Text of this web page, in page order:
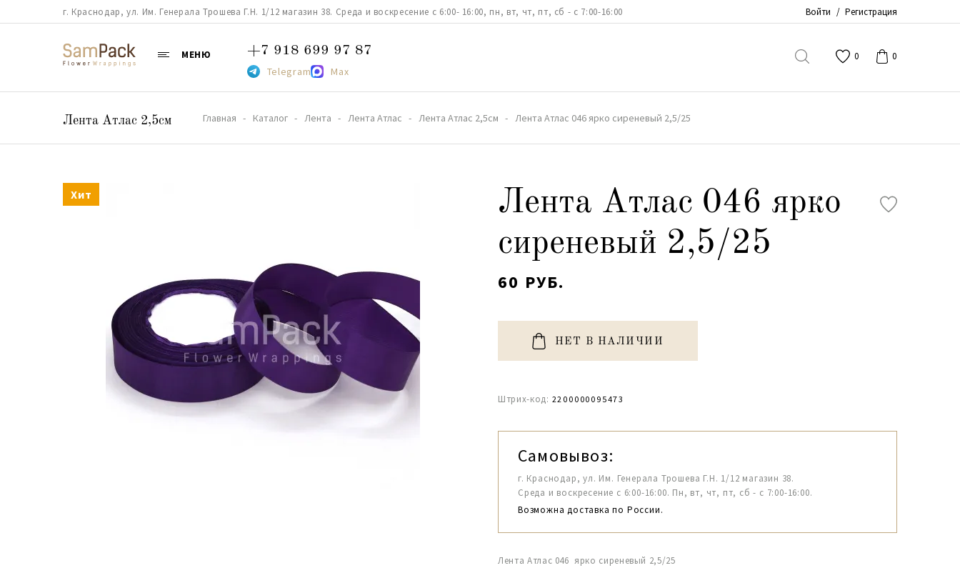
г. Краснодар, ул. Им. Генерала Трошева Г.Н. 1/12 магазин 38. Среда и воскресение с 6:00- 16:00, пн, вт, чт, пт, сб - с 7:00-16:00 Войти / Регистрация
МЕНЮ +7 918 699 97 87
Telegram Max
0 0
Лента Атлас 2,5см Главная Каталог Лента Лента Атлас Лента Атлас 2,5см Лента Атлас 046 ярко сиреневый 2,5/25
Хит
Лента Атлас 046 ярко
сиреневый 2,5/25
60 РУБ.
НЕТ В НАЛИЧИИ
Штрих-код: 2200000095473
Самовывоз:
г. Краснодар, ул. Им. Генерала Трошева Г.Н. 1/12 магазин 38.
Среда и воскресение с 6:00-16:00. Пн, вт, чт, пт, сб - с 7:00-16:00.
Возможна доставка по России.
Лента Атлас 046 ярко сиреневый 2,5/25